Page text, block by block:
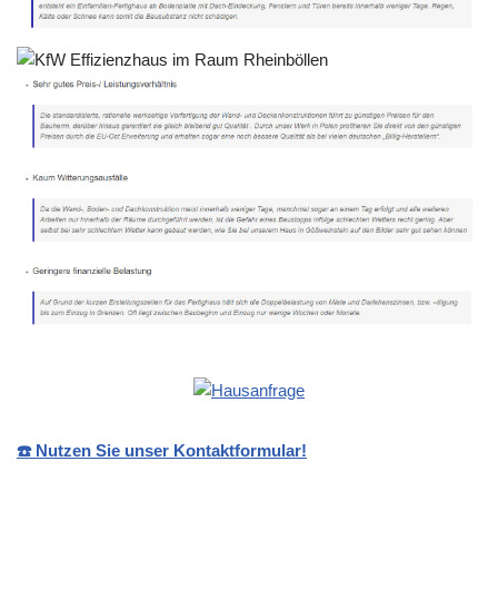
☎️ Nutzen Sie unser Kontaktformular!